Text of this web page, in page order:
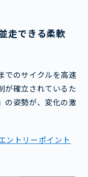
走できる柔軟
でのサイクルを高速
が確立されているた
の姿勢が、変化の激
ントリーポイント